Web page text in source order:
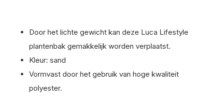
Door het lichte gewicht kan deze Luca Lifestyle
plantenbak gemakkelijk worden verplaatst.
Kleur: sand
Vormvast door het gebruik van hoge kwaliteit
polyester.